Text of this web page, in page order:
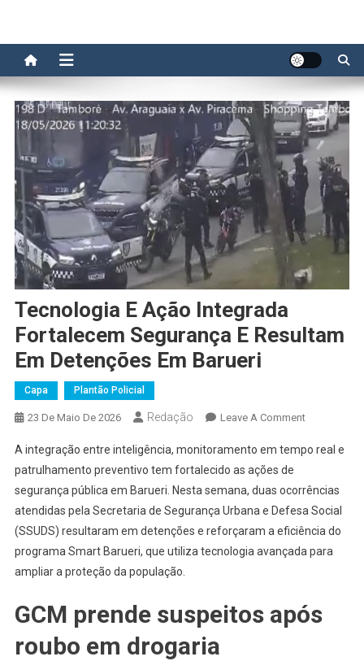
Tecnologia E Ação Integrada
Fortalecem Segurança E Resultam
Em Detenções Em Barueri
Capa Plantão Policial
23 De Maio De 2026 Redação Leave A CommentOn
E
Integrada
Fortalecem
Segurança
E
Detenções
Em
A integração entre inteligência, monitoramento em tempo real e
patrulhamento preventivo tem fortalecido as ações de
segurança pública em Barueri. Nesta semana, duas ocorrências
atendidas pela Secretaria de Segurança Urbana e Defesa Social
(SSUDS) resultaram em detenções e reforçaram a eficiência do
programa Smart Barueri, que utiliza tecnologia avançada para
ampliar a proteção da população.
GCM prende suspeitos após
roubo em drogaria